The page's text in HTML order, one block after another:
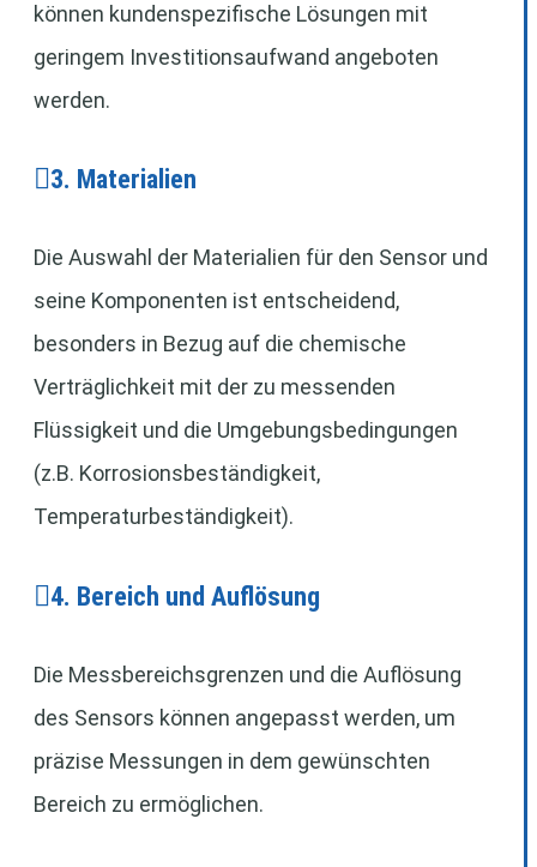
können kundenspezifische Lösungen mit
geringem Investitionsaufwand angeboten
werden.
3. Materialien
Die Auswahl der Materialien für den Sensor und
seine Komponenten ist entscheidend,
besonders in Bezug auf die chemische
Verträglichkeit mit der zu messenden
Flüssigkeit und die Umgebungsbedingungen
(z.B. Korrosionsbeständigkeit,
Temperaturbeständigkeit).
4. Bereich und Auflösung
Die Messbereichsgrenzen und die Auflösung
des Sensors können angepasst werden, um
präzise Messungen in dem gewünschten
Bereich zu ermöglichen.